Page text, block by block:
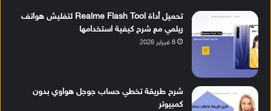
تحميل أداة Realme Flash Tool لتفليش هواتف
ريلمي مع شرح كيفية استخدامها
8 فبراير 2026
شرح طريقة تخطي حساب جوجل هواوي بدون
كمبيوتر